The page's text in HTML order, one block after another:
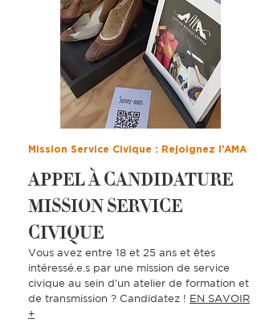
Mission Service Civique : Rejoignez l'AMA
APPEL À CANDIDATURE
MISSION SERVICE
CIVIQUE
Vous avez entre 18 et 25 ans et êtes
intéressé.e.s par une mission de service
civique au sein d'un atelier de formation et
de transmission ? Candidatez ! EN SAVOIR
+